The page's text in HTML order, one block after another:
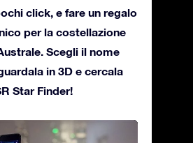
click, e fare un regalo
per la costellazione
Scegli il nome
in 3D e cercala
Star Finder!